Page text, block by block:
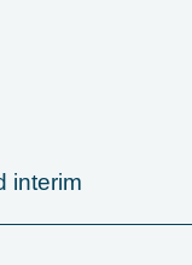
interim